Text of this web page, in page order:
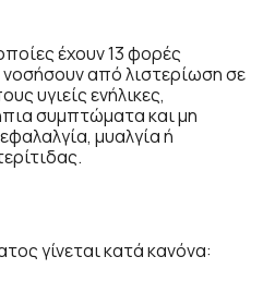
έχουν 13 φορές
νοσήσουν από λιστερίωση σε
υγιείς ενήλικες,
συμπτώματα και μη
μυαλγία ή
γίνεται κατά κανόνα: